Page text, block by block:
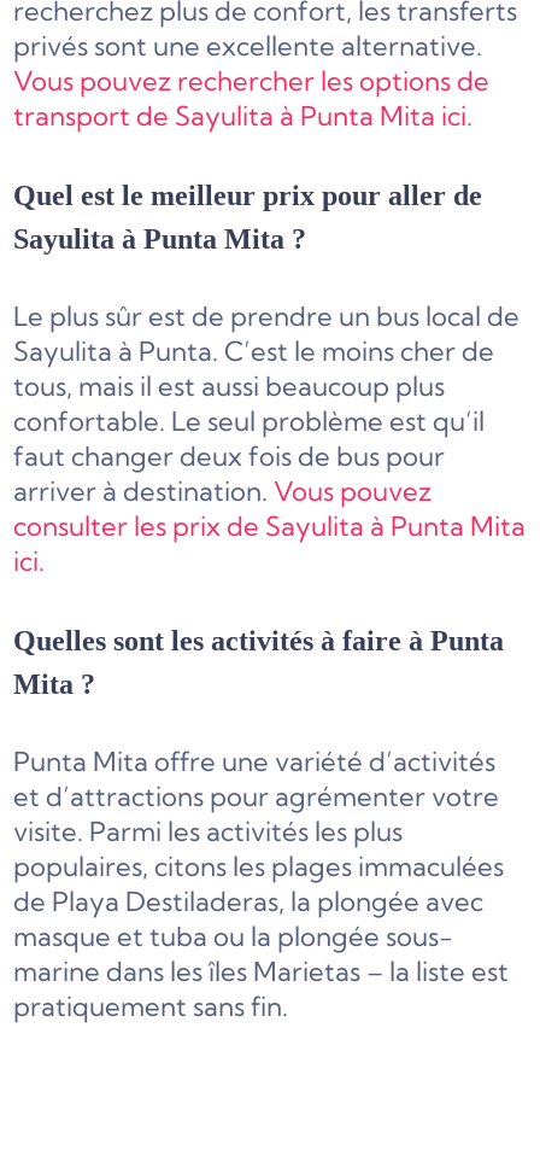
recherchez plus de confort, les transferts
privés sont une excellente alternative.
Vous pouvez rechercher les options de
transport de Sayulita à Punta Mita ici.
Quel est le meilleur prix pour aller de
Sayulita à Punta Mita ?
Le plus sûr est de prendre un bus local de
Sayulita à Punta. C’est le moins cher de
tous, mais il est aussi beaucoup plus
confortable. Le seul problème est qu’il
faut changer deux fois de bus pour
arriver à destination. Vous pouvez
consulter les prix de Sayulita à Punta Mita
ici.
Quelles sont les activités à faire à Punta
Mita ?
Punta Mita offre une variété d’activités
et d’attractions pour agrémenter votre
visite. Parmi les activités les plus
populaires, citons les plages immaculées
de Playa Destiladeras, la plongée avec
masque et tuba ou la plongée sous-
marine dans les îles Marietas – la liste est
pratiquement sans fin.